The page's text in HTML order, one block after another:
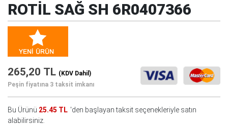
ROTİL SAĞ SH 6R0407366
265,20 TL (KDV Dahil)
Peşin fiyatına 3 taksit imkanı
Bu Ürünü 25.45 TL 'den başlayan taksit seçenekleriyle satın
alabilirsiniz.